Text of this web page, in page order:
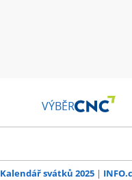
VÝBĚR
Kalendář svátků 2025